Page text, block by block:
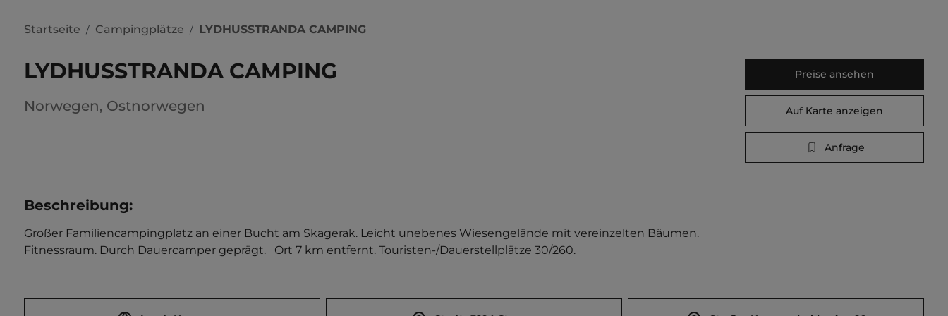
Startseite / Campingplätze / LYDHUSSTRANDA CAMPING
LYDHUSSTRANDA CAMPING
Norwegen, Ostnorwegen
Preise ansehen
Auf Karte anzeigen
Anfrage
Beschreibung:
Großer Familiencampingplatz an einer Bucht am Skagerak. Leicht unebenes Wiesengelände mit vereinzelten Bäumen.
Fitnessraum. Durch Dauercamper geprägt.   Ort 7 km entfernt. Touristen-/Dauerstellplätze 30/260.